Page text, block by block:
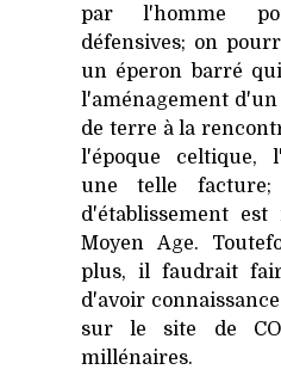
par l'homme
défensives; on
un éperon barré
l'aménagement
de terre à la
l'époque celtique,
une telle
d'établissement
Moyen Age.
plus, il faudrait
d'avoir
sur le site de
millénaires.